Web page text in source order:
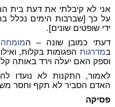
אני לא קיבלתי את דעת בית
על כך [שברבות הימים נכלל
ידי שופטים שונים].
דעתי כמובן שונה – המומחה
במדרגות
וספק האם יעלה וירד באותה
לאמור, התקנות לא נועדו
האדם הסביר לא תקף וחסר
פסיקה